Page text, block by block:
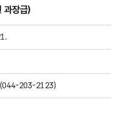
과장급)
(044-203-2123)